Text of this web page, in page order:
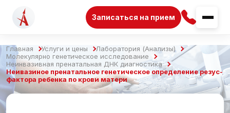
Записаться на прием
Главная Услуги и цены
Лаборатория (Анализы)
Молекулярно генетическое исследование
Неинвазивная пренатальная ДНК диагностика
Неивазиное пренатальное генетическое определение резус-
фактора ребенка по крови матери